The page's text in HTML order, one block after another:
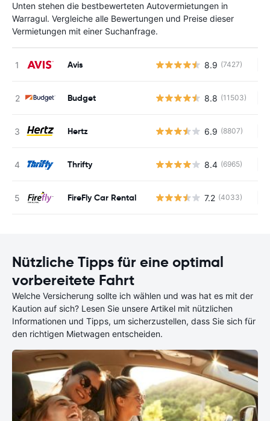
Unten stehen die bestbewerteten Autovermietungen in
Warragul. Vergleiche alle Bewertungen und Preise dieser
Vermietungen mit einer Suchanfrage.
Avis 8.9 (7427)
Budget 8.8 (11503)
Hertz 6.9 (8807)
Thrifty 8.4 (6965)
FireFly Car Rental 7.2 (4033)
Nützliche Tipps für eine optimal
vorbereitete Fahrt
Welche Versicherung sollte ich wählen und was hat es mit der
Kaution auf sich? Lesen Sie unsere Artikel mit nützlichen
Informationen und Tipps, um sicherzustellen, dass Sie sich für
den richtigen Mietwagen entscheiden.